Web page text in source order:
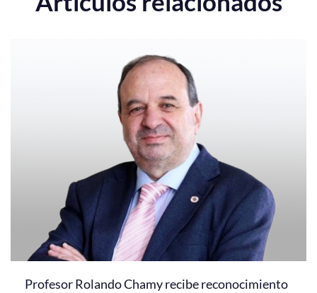
Profesor Rolando Chamy recibe reconocimiento